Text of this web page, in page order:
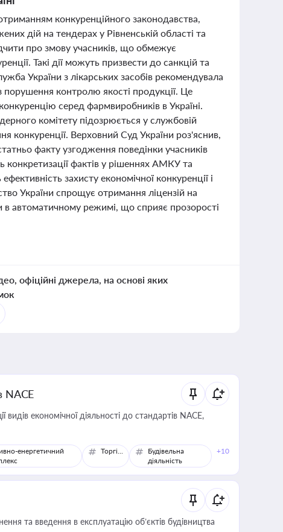
конкуренційного законодавства,
дій на тендерах у Рівненській області та
про змову учасників, що обмежує
Такі дії можуть призвести до санкцій та
України з лікарських засобів рекомендувала
порушення контролю якості продукції. Це
серед фармвиробників в Україні.
комітету підозрюється у службовій
конкуренції. Верховний Суд України роз'яснив,
факту узгодження поведінки учасників
конкретизації фактів у рішеннях АМКУ та
захисту економічної конкуренції і
України спрощує отримання ліцензій на
автоматичному режимі, що сприяє прозорості
офіційні джерела, на основі яких
NACE
видів економічної діяльності до стандартів NACE,
енергетичний
Торгівля
Будівельна
діяльність
+10
та введення в експлуатацію об’єктів будівництва